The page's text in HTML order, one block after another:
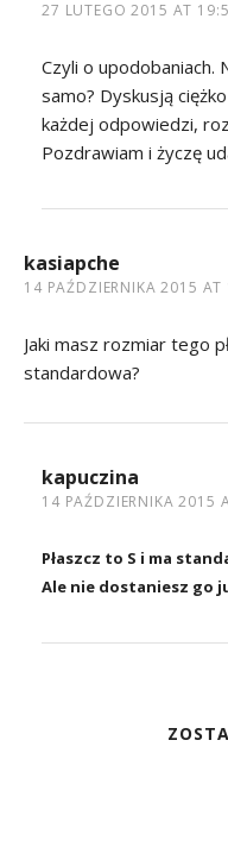
27 LUTEGO 2015 AT
Czyli o upodobaniach.
samo? Dyskusją
każdej odpowiedzi,
Pozdrawiam i życzę
kasiapche
14 PAŹDZIERNIKA 2015
Jaki masz rozmiar tego
standardowa?
kapuczina
14 PAŹDZIERNIKA 2015
Płaszcz to S i ma
Ale nie dostaniesz go